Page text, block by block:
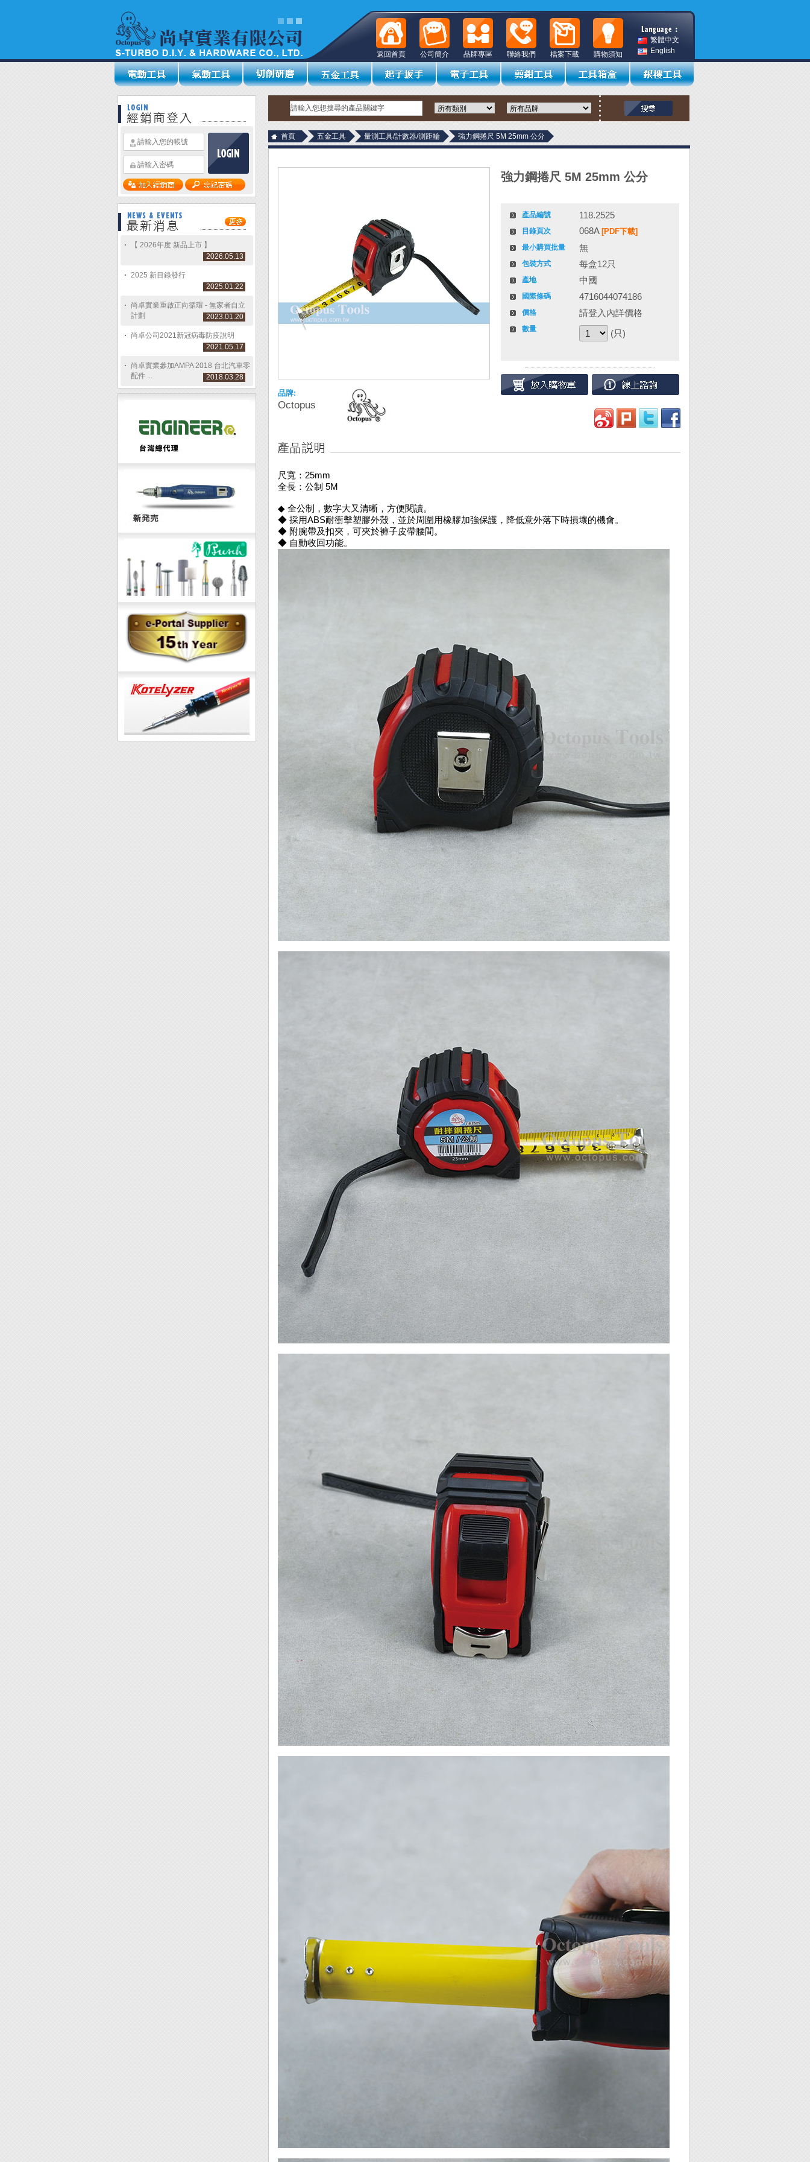
繁體中文
English
購物須知
檔案下載
聯絡我們
品牌專區
公司簡介
返回首頁
【 2026年度 新品上市 】
2026.05.13
2025 新目錄發行
2025.01.22
尚卓實業重啟正向循環 - 無家者自立
計劃
2023.01.20
尚卓公司2021新冠病毒防疫說明
2021.05.17
尚卓實業參加AMPA 2018 台北汽車零
配件 ...
2018.03.28
首頁 五金工具 量測工具/計數器/測距輪 強力鋼捲尺 5M 25mm 公分
品牌:
Octopus
強力鋼捲尺 5M 25mm 公分
產品編號 118.2525
目錄頁次 068A [PDF下載]
最小購買批量 無
包裝方式 每盒12只
產地 中國
國際條碼 4716044074186
價格 請登入內詳價格
數量 (只)
尺寬：25mm
全長：公制 5M
◆ 全公制，數字大又清晰，方便閱讀。
◆ 採用ABS耐衝擊塑膠外殼，並於周圍用橡膠加強保護，降低意外落下時損壞的機會。
◆ 附腕帶及扣夾，可夾於褲子皮帶腰間。
◆ 自動收回功能。